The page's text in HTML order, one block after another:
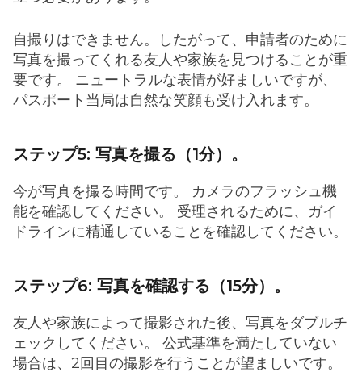
自撮りはできません。したがって、申請者のために
写真を撮ってくれる友人や家族を見つけることが重
要です。 ニュートラルな表情が好ましいですが、
パスポート当局は自然な笑顔も受け入れます。
ステップ5: 写真を撮る（1分）。
今が写真を撮る時間です。 カメラのフラッシュ機
能を確認してください。 受理されるために、ガイ
ドラインに精通していることを確認してください。
ステップ6: 写真を確認する（15分）。
友人や家族によって撮影された後、写真をダブルチ
ェックしてください。 公式基準を満たしていない
場合は、2回目の撮影を行うことが望ましいです。